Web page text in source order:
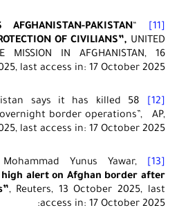
[11]
“
AFGHANISTAN-PAKISTAN
OF CIVILIANS”, UNITED
MISSION IN AFGHANISTAN, 16
last access in: 17 October 2025:
[12]
says it has killed 58
border operations”, AP,
last access in: 17 October 2025:
[13]
Yunus Yawar,
high alert on Afghan border after
, Reuters, 13 October 2025, last
access in: 17 October 2025: